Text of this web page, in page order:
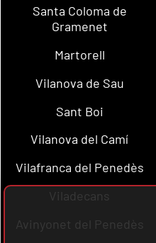
Santa Coloma de
Gramenet
Martorell
Vilanova de Sau
Sant Boi
Vilanova del Camí
Vilafranca del Penedès
Viladecans
Avinyonet del Penedès